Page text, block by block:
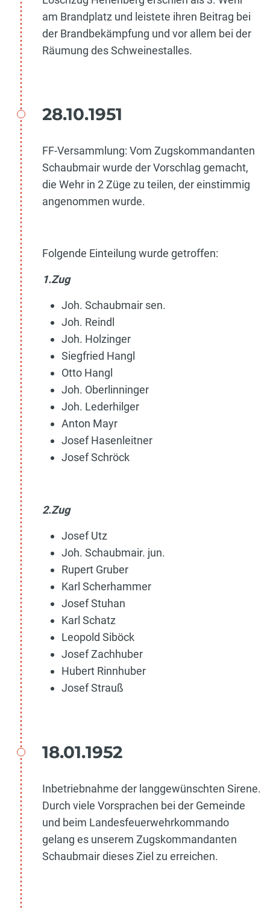
am Brandplatz und leistete ihren Beitrag bei
der Brandbekämpfung und vor allem bei der
Räumung des Schweinestalles.
28.10.1951
FF-Versammlung: Vom Zugskommandanten
Schaubmair wurde der Vorschlag gemacht,
die Wehr in 2 Züge zu teilen, der einstimmig
angenommen wurde.
Folgende Einteilung wurde getroffen:
1.Zug
Joh. Schaubmair sen.
Joh. Reindl
Joh. Holzinger
Siegfried Hangl
Otto Hangl
Joh. Oberlinninger
Joh. Lederhilger
Anton Mayr
Josef Hasenleitner
Josef Schröck
2.Zug
Josef Utz
Joh. Schaubmair. jun.
Rupert Gruber
Karl Scherhammer
Josef Stuhan
Karl Schatz
Leopold Siböck
Josef Zachhuber
Hubert Rinnhuber
Josef Strauß
18.01.1952
Inbetriebnahme der langgewünschten Sirene.
Durch viele Vorsprachen bei der Gemeinde
und beim Landesfeuerwehrkommando
gelang es unserem Zugskommandanten
Schaubmair dieses Ziel zu erreichen.